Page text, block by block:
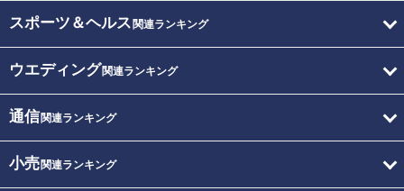
スポーツ＆ヘルス 関連ランキング
ウエディング関連ランキング
通信関連ランキング
小売関連ランキング